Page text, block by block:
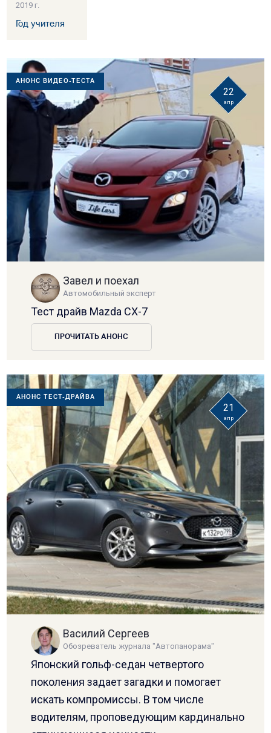
2019 г.
Год учителя
АНОНС ВИДЕО-ТЕСТА
22
апр
Завел и поехал
Автомобильный эксперт
Тест драйв Mazda CX-7
ПРОЧИТАТЬ АНОНС
АНОНС ТЕСТ-ДРАЙВА
21
апр
Василий Сергеев
Обозреватель журнала "Автопанорама"
Японский гольф-седан четвертого
поколения задает загадки и помогает
искать компромиссы. В том числе
водителям, проповедующим кардинально